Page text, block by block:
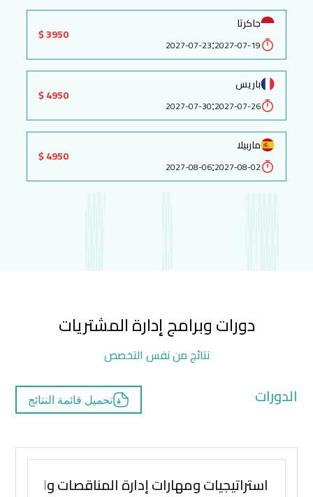
جاكرتا
2027-07-19
:
2027-07-23
3950 $
باريس
2027-07-26
:
2027-07-30
4950 $
ماربيلا
2027-08-02
:
2027-08-06
4950 $
دورات وبرامج إدارة المشتريات
نتائج من نفس التخصص
الدورات تحميل قائمة النتائج
استراتيجيات ومهارات إدارة المناقصات